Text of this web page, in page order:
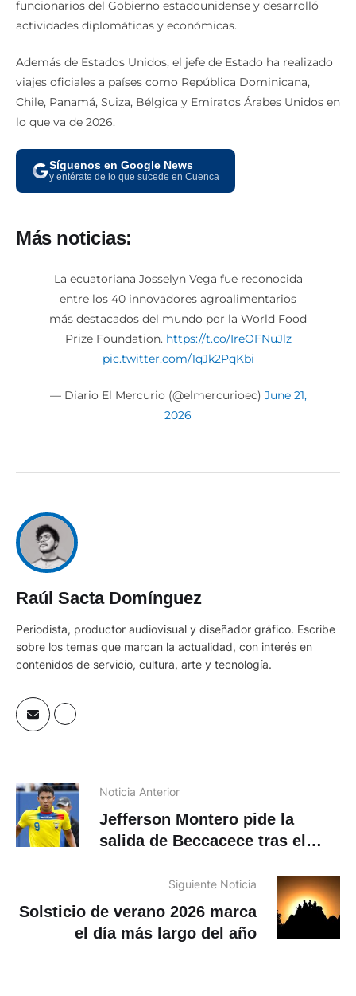
funcionarios del Gobierno estadounidense y desarrolló
actividades diplomáticas y económicas.
Además de Estados Unidos, el jefe de Estado ha realizado
viajes oficiales a países como República Dominicana,
Chile, Panamá, Suiza, Bélgica y Emiratos Árabes Unidos en
lo que va de 2026.
Síguenos en Google News
y entérate de lo que sucede en Cuenca
Más noticias:
La ecuatoriana Josselyn Vega fue reconocida
entre los 40 innovadores agroalimentarios
más destacados del mundo por la World Food
Prize Foundation. https://t.co/IreOFNuJlz
pic.twitter.com/1qJk2PqKbi
— Diario El Mercurio (@elmercurioec) June 21,
2026
Raúl Sacta Domínguez
Periodista, productor audiovisual y diseñador gráfico. Escribe
sobre los temas que marcan la actualidad, con interés en
contenidos de servicio, cultura, arte y tecnología.
Noticia Anterior
Jefferson Montero pide la
salida de Beccacece tras el
Curazao en el Mundial 2026
Siguiente Noticia
Solsticio de verano 2026 marca
el día más largo del año